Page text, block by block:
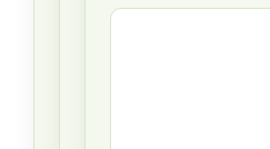
Comentário